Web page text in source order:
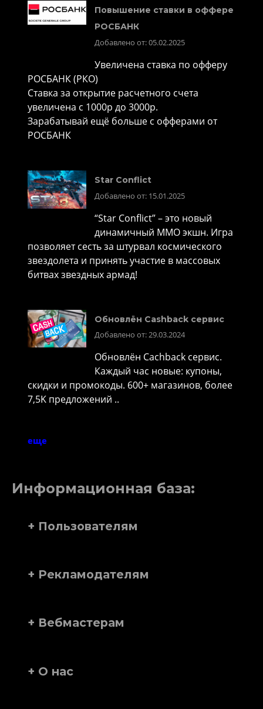
Повышение ставки в оффере
РОСБАНК
Добавлено от: 05.02.2025
Увеличена ставка по офферу
РОСБАНК (РКО)
Ставка за открытие расчетного счета
увеличена с 1000р до 3000р.
Зарабатывай ещё больше с офферами от
РОСБАНК
Star Conflict
Добавлено от: 15.01.2025
“Star Conflict” – это новый
динамичный MMO экшн. Игра
позволяет сесть за штурвал космического
звездолета и принять участие в массовых
битвах звездных армад!
Обновлён Cashback сервис
Добавлено от: 29.03.2024
Обновлён Cachback сервис.
Каждый час новые: купоны,
скидки и промокоды. 600+ магазинов, более
7,5K предложений ..
еще
Информационная база:
+ Пользователям
+ Рекламодателям
+ Вебмастерам
+ О нас